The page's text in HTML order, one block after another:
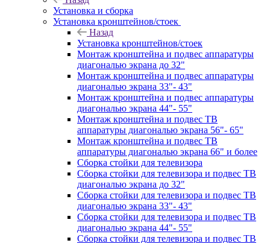
Установка и сборка
Установка кронштейнов/стоек
Назад
Установка кронштейнов/стоек
Монтаж кронштейна и подвес аппаратуры
диагональю экрана до 32"
Монтаж кронштейна и подвес аппаратуры
диагональю экрана 33"- 43"
Монтаж кронштейна и подвес аппаратуры
диагональю экрана 44"- 55"
Монтаж кронштейна и подвес ТВ
аппаратуры диагональю экрана 56"- 65"
Монтаж кронштейна и подвес ТВ
аппаратуры диагональю экрана 66" и более
Сборка стойки для телевизора
Сборка стойки для телевизора и подвес ТВ
диагональю экрана до 32"
Сборка стойки для телевизора и подвес ТВ
диагональю экрана 33"- 43"
Сборка стойки для телевизора и подвес ТВ
диагональю экрана 44"- 55"
Сборка стойки для телевизора и подвес ТВ